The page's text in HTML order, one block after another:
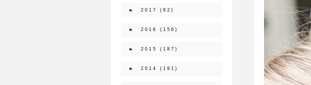
► 2017 (82)
► 2016 (156)
► 2015 (187)
► 2014 (191)